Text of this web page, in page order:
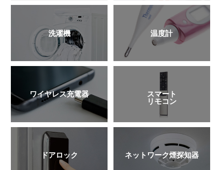
洗濯機 温度計
ワイヤレス充電器 スマート
リモコン
ドアロック ネットワーク煙探知器